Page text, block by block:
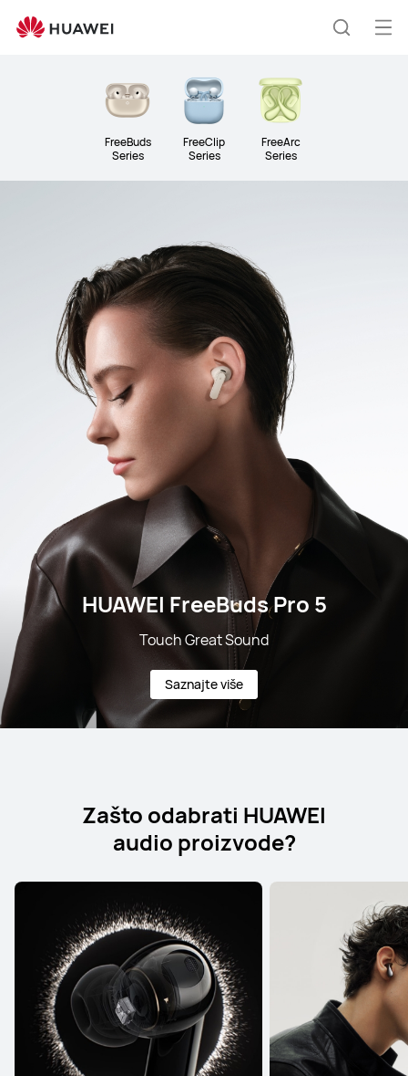
FreeBuds
Series
FreeClip
Series
FreeArc
Series
HUAWEI FreeBuds Pro 5
Touch Great Sound
Saznajte više
Zašto odabrati HUAWEI
audio proizvode?